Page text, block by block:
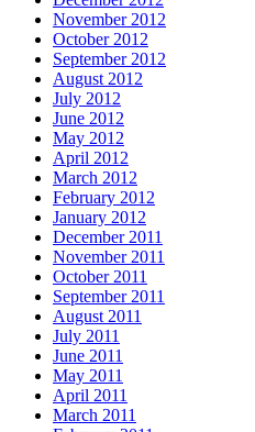
November 2012
October 2012
September 2012
August 2012
July 2012
June 2012
May 2012
April 2012
March 2012
February 2012
January 2012
December 2011
November 2011
October 2011
September 2011
August 2011
July 2011
June 2011
May 2011
April 2011
March 2011